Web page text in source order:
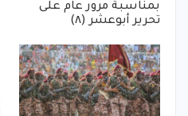
بمناسبة مرور عام على
تحرير أبوعشر (٨)